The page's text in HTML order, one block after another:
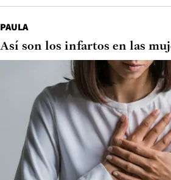
PAULA
Así son los infartos en las